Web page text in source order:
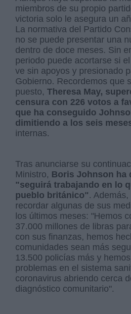
miembros de su propio
victoria solo le asegura un
La normativa del Partido
no se puede presentar una
dentro de doce meses. Sin
periodo puede acortarse si
ve sin apoyos y presionado
Gobierno. Recordemos que
puesto,Theresa May,
censura con 226 votos a
que ha conseguido
dimitiendo a los seis
internas.
Tras anunciarse su
Ministro, Boris Johnson ha
"seguirá trabajando en lo
pueblo británico" .
recordar algunas de sus
los últimos meses: "Hemos
37.000 millones de libras
con sus finanzas, hemos
comunidades sean más
13.500 policías más y
problemas en el sistema
coronavirus abriendo cerca
diagnóstico comunitario".